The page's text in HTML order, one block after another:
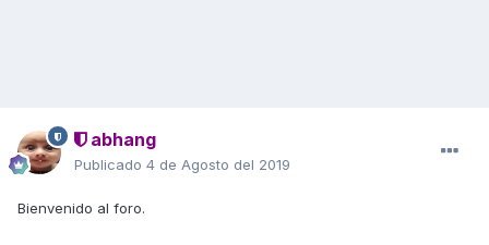
abhang
Publicado 4 de Agosto del 2019
Bienvenido al foro.